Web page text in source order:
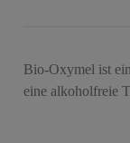
Bio-Oxymel ist
eine alkoholfreie